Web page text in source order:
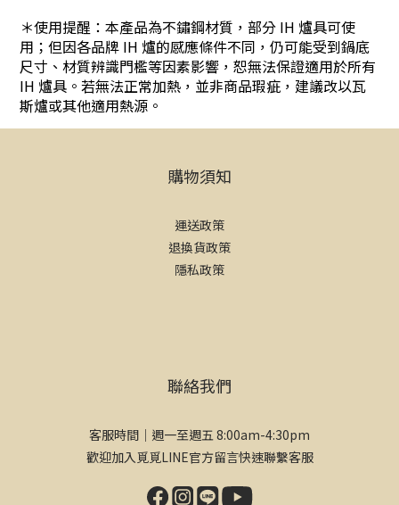
＊使用提醒：本產品為不鏽鋼材質，部分 IH 爐具可使
用；但因各品牌 IH 爐的感應條件不同，仍可能受到鍋底
尺寸、材質辨識門檻等因素影響，恕無法保證適用於所有
IH 爐具。若無法正常加熱，並非商品瑕疵，建議改以瓦
斯爐或其他適用熱源。
購物須知
運送政策
退換貨政策
隱私政策
聯絡我們
客服時間｜週一至週五 8:00am-4:30pm
歡迎加入覓覓LINE官方留言快速聯繫客服